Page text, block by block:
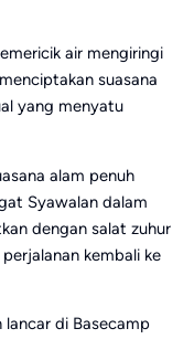
air mengiringi
suasana
yang menyatu
alam penuh
Syawalan dalam
dengan salat zuhur
kembali ke
di Basecamp